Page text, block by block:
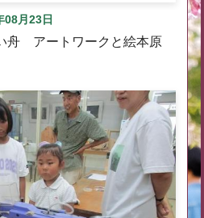
08月23日
舟 アートワークと絵本原